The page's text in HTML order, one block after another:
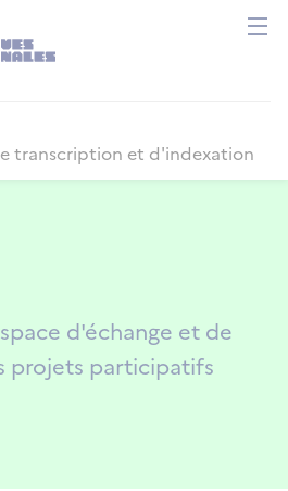
transcription et d'indexation
d'échange et de
projets participatifs